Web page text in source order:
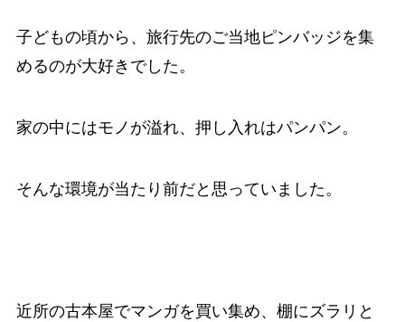
子どもの頃から、旅行先のご当地ピンバッジを集
めるのが大好きでした。
家の中にはモノが溢れ、押し入れはパンパン。
そんな環境が当たり前だと思っていました。
近所の古本屋でマンガを買い集め、棚にズラリと